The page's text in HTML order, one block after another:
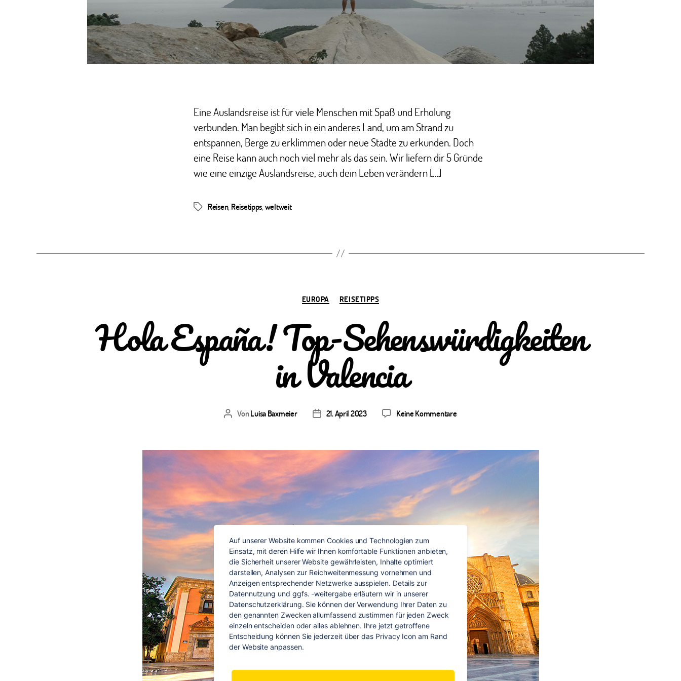
Eine Auslandsreise ist für viele Menschen mit Spaß und Erholung
verbunden. Man begibt sich in ein anderes Land, um am Strand zu
entspannen, Berge zu erklimmen oder neue Städte zu erkunden. Doch
eine Reise kann auch noch viel mehr als das sein. Wir liefern dir 5 Gründe
wie eine einzige Auslandsreise, auch dein Leben verändern […]
Schlagwörter
Reisen, Reisetipps weltweit
Kategorien
EUROPA REISETIPPS
Hola España! Top-Sehenswürdigkeiten
in Valencia
Beitragsautor
VonLuisa Baxmeier Veröffentlichungsdatum
21. April 2023 Keine Kommentarezu
Top-
Sehenswürdigkeiten
in
Valencia
Auf unserer Website kommen Cookies und Technologien zum
Einsatz, mit deren Hilfe wir Ihnen komfortable Funktionen anbieten,
die Sicherheit unserer Website gewährleisten, Inhalte optimiert
darstellen, Analysen zur Reichweitenmessung vornehmen und
Anzeigen entsprechender Netzwerke ausspielen. Details zur
Datennutzung und ggfs. -weitergabe erläutern wir in unserer
Datenschutzerklärung. Sie können der Verwendung Ihrer Daten zu
den genannten Zwecken allumfassend zustimmen für jeden Zweck
einzeln entscheiden oder alles ablehnen. Ihre jetzt getroffene
Entscheidung können Sie jederzeit über das Privacy Icon am Rand
der Website anpassen.